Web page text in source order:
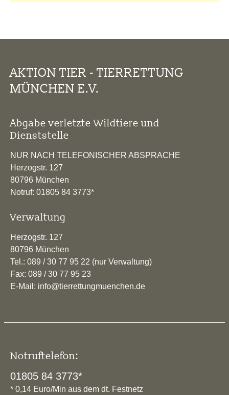
AKTION TIER - TIERRETTUNG
MÜNCHEN E.V.
Abgabe verletzte Wildtiere und
Dienststelle
NUR NACH TELEFONISCHER ABSPRACHE
Herzogstr. 127
80796 München
Notruf: 01805 84 3773*
Verwaltung
Herzogstr. 127
80796 München
Tel.: 089 / 30 77 95 22 (nur Verwaltung)
Fax: 089 / 30 77 95 23
E-Mail: info@tierrettungmuenchen.de
Notruftelefon:
01805 84 3773*
* 0,14 Euro/Min aus dem dt. Festnetz